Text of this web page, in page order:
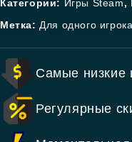
Категории: Игры Steam,
Метка: Для одного игрока
Самые низкие
Регулярные